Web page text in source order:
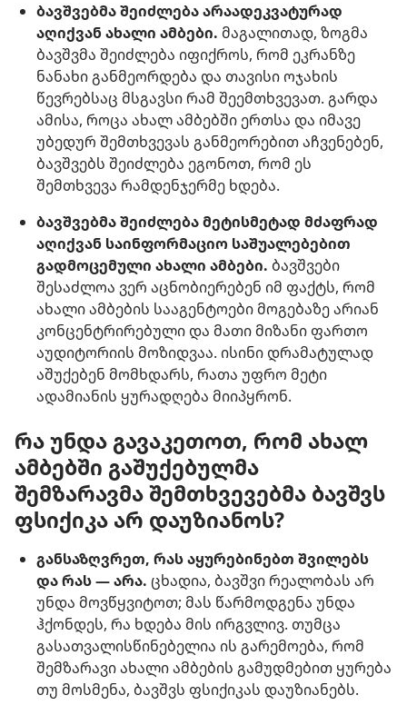
ბავშვებმა შეიძლება არაადეკვატურად
აღიქვან ახალი ამბები. მაგალითად, ზოგმა
ბავშვმა შეიძლება იფიქროს, რომ ეკრანზე
ნანახი განმეორდება და თავისი ოჯახის
წევრებსაც მსგავსი რამ შეემთხვევათ. გარდა
ამისა, როცა ახალ ამბებში ერთსა და იმავე
უბედურ შემთხვევას განმეორებით აჩვენებენ,
ბავშვებს შეიძლება ეგონოთ, რომ ეს
შემთხვევა რამდენჯერმე ხდება.
ბავშვებმა შეიძლება მეტისმეტად მძაფრად
აღიქვან საინფორმაციო საშუალებებით
გადმოცემული ახალი ამბები. ბავშვები
შესაძლოა ვერ აცნობიერებენ იმ ფაქტს, რომ
ახალი ამბების სააგენტოები მოგებაზე არიან
კონცენტრირებული და მათი მიზანი ფართო
აუდიტორიის მოზიდვაა. ისინი დრამატულად
აშუქებენ მომხდარს, რათა უფრო მეტი
ადამიანის ყურადღება მიიპყრონ.
რა უნდა გავაკეთოთ, რომ ახალ
ამბებში გაშუქებულმა
შემზარავმა შემთხვევებმა ბავშვს
ფსიქიკა არ დაუზიანოს?
განსაზღვრეთ, რას აყურებინებთ შვილებს
და რას — არა. ცხადია, ბავშვი რეალობას არ
უნდა მოვწყვიტოთ; მას წარმოდგენა უნდა
ჰქონდეს, რა ხდება მის ირგვლივ. თუმცა
გასათვალისწინებელია ის გარემოება, რომ
შემზარავი ახალი ამბების გამუდმებით ყურება
თუ მოსმენა, ბავშვს ფსიქიკას დაუზიანებს.